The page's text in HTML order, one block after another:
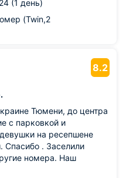
(1 день)
(Twin,2
8.2
Тюмени, до центра
с парковкой и
на ресепшене
Спасибо . Заселили
номера. Наш